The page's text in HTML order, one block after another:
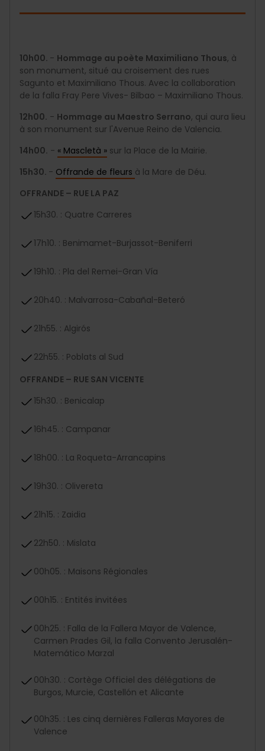
10h00. - Hommage au poète Maximiliano Thous, à
son monument, situé au croisement des rues
Sagunto et Maximiliano Thous. Avec la collaboration
de la falla Fray Pere Vives- Bilbao – Maximiliano Thous.
12h00. - Hommage au Maestro Serrano, qui aura lieu
à son monument sur l'Avenue Reino de Valencia.
14h00. - « Mascletà » sur la Place de la Mairie.
15h30. - Offrande de fleurs à la Mare de Déu.
OFFRANDE – RUE LA PAZ
15h30. : Quatre Carreres
17h10. : Benimamet-Burjassot-Beniferri
19h10. : Pla del Remei-Gran Vía
20h40. : Malvarrosa-Cabañal-Beteró
21h55. : Algirós
22h55. : Poblats al Sud
OFFRANDE – RUE SAN VICENTE
15h30. : Benicalap
16h45. : Campanar
18h00. : La Roqueta-Arrancapins
19h30. : Olivereta
21h15. : Zaidia
22h50. : Mislata
00h05. : Maisons Régionales
00h15. : Entités invitées
00h25. : Falla de la Fallera Mayor de Valence,
Carmen Prades Gil, la falla Convento Jerusalén-
Matemático Marzal
00h30. : Cortège Officiel des délégations de
Burgos, Murcie, Castellón et Alicante
00h35. : Les cinq dernières Falleras Mayores de
Valence